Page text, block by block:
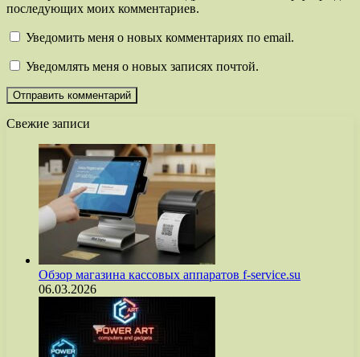
последующих моих комментариев.
Уведомить меня о новых комментариях по email.
Уведомлять меня о новых записях почтой.
Свежие записи
Обзор магазина кассовых аппаратов f-service.su
06.03.2026